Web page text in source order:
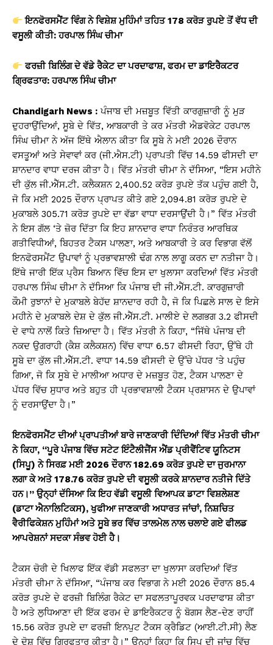
ਇਨਫੋਰਸਮੈਂਟ ਵਿੰਗ ਨੇ ਵਿਸ਼ੇਸ਼ ਮੁਹਿੰਮਾਂ ਤਹਿਤ 178 ਕਰੋੜ ਰੁਪਏ ਤੋਂ ਵੱਧ ਦੀ
ਵਸੂਲੀ ਕੀਤੀ: ਹਰਪਾਲ ਸਿੰਘ ਚੀਮਾ
ਫਰਜ਼ੀ ਬਿਲਿੰਗ ਦੇ ਵੱਡੇ ਰੈਕੇਟ ਦਾ ਪਰਦਾਫਾਸ਼, ਫਰਮ ਦਾ ਡਾਇਰੈਕਟਰ
ਗ੍ਰਿਫਤਾਰ: ਹਰਪਾਲ ਸਿੰਘ ਚੀਮਾ
Chandigarh News : ਪੰਜਾਬ ਦੀ ਮਜ਼ਬੂਤ ​​ਵਿੱਤੀ ਕਾਰਗੁਜ਼ਾਰੀ ਨੂੰ ਮੁੜ
ਦੁਹਰਾਉਂਦਿਆਂ, ਸੂਬੇ ਦੇ ਵਿੱਤ, ਆਬਕਾਰੀ ਤੇ ਕਰ ਮੰਤਰੀ ਐਡਵੋਕੇਟ ਹਰਪਾਲ
ਸਿੰਘ ਚੀਮਾ ਨੇ ਅੱਜ ਇੱਥੇ ਐਲਾਨ ਕੀਤਾ ਕਿ ਸੂਬੇ ਨੇ ਮਈ 2026 ਦੌਰਾਨ
ਵਸਤੂਆਂ ਅਤੇ ਸੇਵਾਵਾਂ ਕਰ (ਜੀ.ਐਸ.ਟੀ) ਪ੍ਰਾਪਤੀ ਵਿੱਚ 14.59 ਫੀਸਦੀ ਦਾ
ਸ਼ਾਨਦਾਰ ਵਾਧਾ ਦਰਜ ਕੀਤਾ ਹੈ। ਵਿੱਤ ਮੰਤਰੀ ਚੀਮਾ ਨੇ ਦੱਸਿਆ, “ਇਸ ਮਹੀਨੇ
ਦੀ ਕੁੱਲ ਜੀ.ਐੱਸ.ਟੀ. ਕਲੈਕਸ਼ਨ 2,400.52 ਕਰੋੜ ਰੁਪਏ ਤੱਕ ਪਹੁੰਚ ਗਈ ਹੈ,
ਜੋ ਕਿ ਮਈ 2025 ਦੌਰਾਨ ਪ੍ਰਾਪਤ ਕੀਤੇ ਗਏ 2,094.81 ਕਰੋੜ ਰੁਪਏ ਦੇ
ਮੁਕਾਬਲੇ 305.71 ਕਰੋੜ ਰੁਪਏ ਦਾ ਵੱਡਾ ਵਾਧਾ ਦਰਸਾਉਂਦੀ ਹੈ।” ਵਿੱਤ ਮੰਤਰੀ
ਨੇ ਇਸ ਗੱਲ ‘ਤੇ ਜ਼ੋਰ ਦਿੱਤਾ ਕਿ ਇਹ ਸ਼ਾਨਦਾਰ ਵਾਧਾ ਨਿਰੰਤਰ ਆਰਥਿਕ
ਗਤੀਵਿਧੀਆਂ, ਬਿਹਤਰ ਟੈਕਸ ਪਾਲਣਾ, ਅਤੇ ਆਬਕਾਰੀ ਤੇ ਕਰ ਵਿਭਾਗ ਵੱਲੋਂ
ਇਨਫੋਰਸਮੈਂਟ ਉਪਾਵਾਂ ਨੂੰ ਪ੍ਰਭਾਵਸ਼ਾਲੀ ਢੰਗ ਨਾਲ ਲਾਗੂ ਕਰਨ ਦਾ ਨਤੀਜਾ ਹੈ।
ਇੱਥੇ ਜਾਰੀ ਇੱਕ ਪ੍ਰੈਸ ਬਿਆਨ ਵਿੱਚ ਇਸ ਦਾ ਖੁਲਾਸਾ ਕਰਦਿਆਂ ਵਿੱਤ ਮੰਤਰੀ
ਹਰਪਾਲ ਸਿੰਘ ਚੀਮਾ ਨੇ ਦੱਸਿਆ ਕਿ ਪੰਜਾਬ ਦੀ ਜੀ.ਐੱਸ.ਟੀ. ਕਾਰਗੁਜ਼ਾਰੀ
ਕੌਮੀ ਰੁਝਾਨਾਂ ਦੇ ਮੁਕਾਬਲੇ ਬੇਹੱਦ ਸ਼ਾਨਦਾਰ ਰਹੀ ਹੈ, ਜੋ ਕਿ ਪਿਛਲੇ ਸਾਲ ਦੇ ਇਸੇ
ਮਹੀਨੇ ਦੇ ਮੁਕਾਬਲੇ ਦੇਸ਼ ਦੇ ਕੁੱਲ ਜੀ.ਐੱਸ.ਟੀ. ਮਾਲੀਏ ਦੇ ਲਗਭਗ 3.2 ਫੀਸਦੀ
ਦੇ ਵਾਧੇ ਨਾਲੋਂ ਕਿਤੇ ਜ਼ਿਆਦਾ ਹੈ। ਵਿੱਤ ਮੰਤਰੀ ਨੇ ਕਿਹਾ, “ਜਿੱਥੇ ਪੰਜਾਬ ਦੀ
ਨਕਦ ਉਗਰਾਹੀ (ਕੈਸ਼ ਕਲੈਕਸ਼ਨ) ਵਿੱਚ ਵਾਧਾ 6.57 ਫੀਸਦੀ ਰਿਹਾ, ਉੱਥੇ ਹੀ
ਸੂਬੇ ਦਾ ਕੁੱਲ ਜੀ.ਐੱਸ.ਟੀ. ਵਾਧਾ 14.59 ਫੀਸਦੀ ਦੇ ਉੱਚੇ ਪੱਧਰ ‘ਤੇ ਪਹੁੰਚ
ਗਿਆ, ਜੋ ਕਿ ਸੂਬੇ ਦੇ ਮਾਲੀਆ ਅਧਾਰ ਦੇ ਮਜ਼ਬੂਤ ​​ਹੋਣ, ਟੈਕਸ ਪਾਲਣਾ ਦੇ
ਪੱਧਰ ਵਿੱਚ ਸੁਧਾਰ ਅਤੇ ਬਹੁਤ ਹੀ ਪ੍ਰਭਾਵਸ਼ਾਲੀ ਟੈਕਸ ਪ੍ਰਸ਼ਾਸਨ ਦੇ ਉਪਾਵਾਂ
ਨੂੰ ਦਰਸਾਉਂਦਾ ਹੈ।”
ਇਨਫੋਰਸਮੈਂਟ ਦੀਆਂ ਪ੍ਰਾਪਤੀਆਂ ਬਾਰੇ ਜਾਣਕਾਰੀ ਦਿੰਦਿਆਂ ਵਿੱਤ ਮੰਤਰੀ ਚੀਮਾ
ਨੇ ਕਿਹਾ, “ਪੂਰੇ ਪੰਜਾਬ ਵਿੱਚ ਸਟੇਟ ਇੰਟੈਲੀਜੈਂਸ ਐਂਡ ਪ੍ਰੀਵੈਂਟਿਵ ਯੂਨਿਟਸ
(ਸਿਪੂ) ਨੇ ਸਿਰਫ਼ ਮਈ 2026 ਦੌਰਾਨ 182.69 ਕਰੋੜ ਰੁਪਏ ਦਾ ਜੁਰਮਾਨਾ
ਲਗਾ ਕੇ ਅਤੇ 178.76 ਕਰੋੜ ਰੁਪਏ ਦੀ ਵਸੂਲੀ ਕਰਕੇ ਸ਼ਾਨਦਾਰ ਨਤੀਜੇ ਦਿੱਤੇ
ਹਨ।” ਉਨ੍ਹਾਂ ਦੱਸਿਆ ਕਿ ਇਹ ਵੱਡੀ ਵਸੂਲੀ ਵਿਆਪਕ ਡਾਟਾ ਵਿਸ਼ਲੇਸ਼ਣ
(ਡਾਟਾ ਐਨਾਲਿਟਿਕਸ), ਖੁਫੀਆ ਜਾਣਕਾਰੀ ਅਧਾਰਤ ਜਾਂਚਾਂ, ਨਿਸ਼ਚਿਤ
ਵੈਰੀਫਿਕੇਸ਼ਨ ਮੁਹਿੰਮਾਂ ਅਤੇ ਸੂਬੇ ਭਰ ਵਿੱਚ ਤਾਲਮੇਲ ਨਾਲ ਚਲਾਏ ਗਏ ਫੀਲਡ
ਆਪਰੇਸ਼ਨਾਂ ਸਦਕਾ ਸੰਭਵ ਹੋਈ ਹੈ।
ਟੈਕਸ ਚੋਰੀ ਦੇ ਖਿਲਾਫ ਇੱਕ ਵੱਡੀ ਸਫਲਤਾ ਦਾ ਖੁਲਾਸਾ ਕਰਦਿਆਂ ਵਿੱਤ
ਮੰਤਰੀ ਚੀਮਾ ਨੇ ਦੱਸਿਆ, “ਪੰਜਾਬ ਕਰ ਵਿਭਾਗ ਨੇ ਮਈ 2026 ਦੌਰਾਨ 85.4
ਕਰੋੜ ਰੁਪਏ ਦੇ ਫਰਜ਼ੀ ਬਿਲਿੰਗ ਰੈਕੇਟ ਦਾ ਸਫਲਤਾਪੂਰਵਕ ਪਰਦਾਫਾਸ਼ ਕੀਤਾ
ਹੈ ਅਤੇ ਲੁਧਿਆਣਾ ਦੀ ਇੱਕ ਫਰਮ ਦੇ ਡਾਇਰੈਕਟਰ ਨੂੰ ਬੋਗਸ ਲੈਣ-ਦੇਣ ਰਾਹੀਂ
15.56 ਕਰੋੜ ਰੁਪਏ ਦਾ ਫਰਜ਼ੀ ਇਨਪੁਟ ਟੈਕਸ ਕ੍ਰੈਡਿਟ (ਆਈ.ਟੀ.ਸੀ) ਲੈਣ
ਦੇ ਦੋਸ਼ ਵਿੱਚ ਗ੍ਰਿਫਤਾਰ ਕੀਤਾ ਹੈ।” ਉਨ੍ਹਾਂ ਕਿਹਾ ਕਿ ਸਿਪੂ ਦੀ ਜਾਂਚ ਵਿੱਚ